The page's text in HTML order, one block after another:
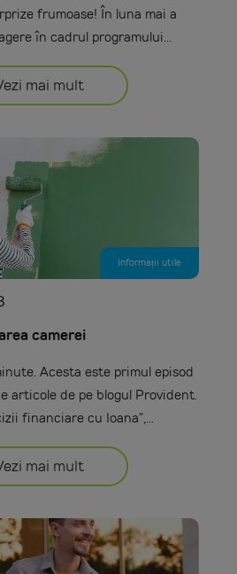
frumoase! În luna mai a
în cadrul programului...
mai mult
Informații utile
camerei
Acesta este primul episod
articole de pe blogul Provident.
financiare cu Ioana”,...
mai mult